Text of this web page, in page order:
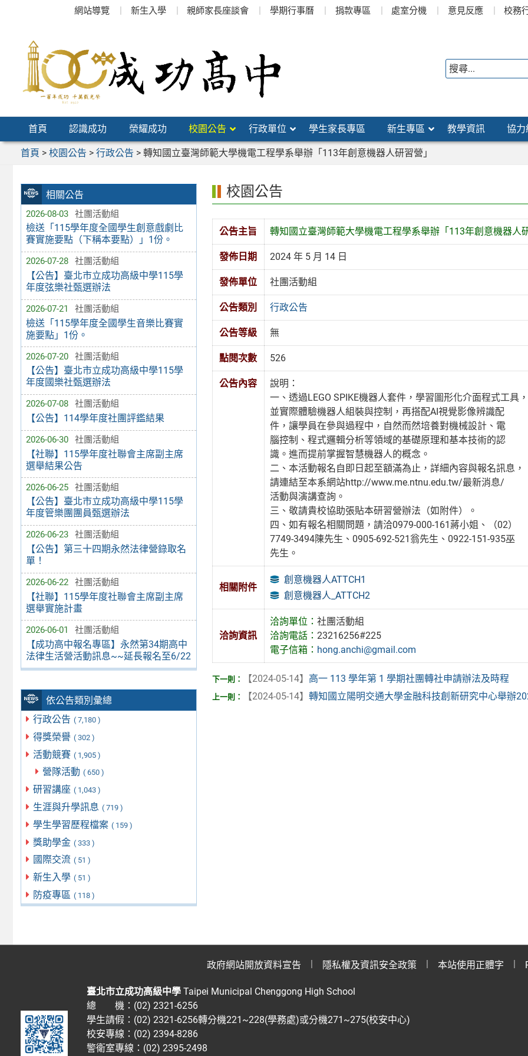
網站導覽 新生入學 親師家長座談會 學期行事曆 捐款專區 處室分機 意見反應 校務
首頁 認識成功 榮耀成功 校園公告 行政單位 學生家長專區 新生專區 教學資訊 協力
首頁 > 校園公告 > 行政公告 > 轉知國立臺灣師範大學機電工程學系舉辦「113年創意機器人研習營」
相關公告
2026-08-03 社團活動組
檢送「115學年度全國學生創意戲劇比
賽實施要點（下稱本要點）」1份。
2026-07-28 社團活動組
【公告】臺北市立成功高級中學115學
年度弦樂社甄選辦法
2026-07-21 社團活動組
檢送「115學年度全國學生音樂比賽實
施要點」1份。
2026-07-20 社團活動組
【公告】臺北市立成功高級中學115學
年度國樂社甄選辦法
2026-07-08 社團活動組
【公告】114學年度社團評鑑結果
2026-06-30 社團活動組
【社聯】115學年度社聯會主席副主席
選舉結果公告
2026-06-25 社團活動組
【公告】臺北市立成功高級中學115學
年度管樂團團員甄選辦法
2026-06-23 社團活動組
【公告】第三十四期永然法律營錄取名
單！
2026-06-22 社團活動組
【社聯】115學年度社聯會主席副主席
選舉實施計畫
2026-06-01 社團活動組
【成功高中報名專區】永然第34期高中
法律生活營活動訊息~~延長報名至6/22
依公告類別彙總
行政公告 ( 7,180 )
得獎榮譽 ( 302 )
活動競賽 ( 1,905 )
營隊活動 ( 650 )
研習講座 ( 1,043 )
生涯與升學訊息 ( 719 )
學生學習歷程檔案 ( 159 )
獎助學金 ( 333 )
國際交流 ( 51 )
新生入學 ( 51 )
防疫專區 ( 118 )
校園公告
公告主旨 轉知國立臺灣師範大學機電工程學系舉辦「113年創意機器人
發佈日期 2024 年 5 月 14 日
發佈單位 社團活動組
公告類別 行政公告
公告等級 無
點閱次數 526
公告內容
說明：
一、透過LEGO SPIKE機器人套件，學習圖形化介面程式工具
並實際體驗機器人組裝與控制，再搭配AI視覺影像辨識配
件，讓學員在參與過程中，自然而然培養對機械設計、電
腦控制、程式邏輯分析等領域的基礎原理和基本技術的認
識。進而提前掌握智慧機器人的概念。
二、本活動報名自即日起至額滿為止，詳細內容與報名訊息，
請連結至本系網站http://www.me.ntnu.edu.tw/最新消息/
活動與演講查詢。
三、敬請貴校協助張貼本研習營辦法（如附件）。
四、如有報名相關問題，請洽0979-000-161蔣小姐、（02）
7749-3494陳先生、0905-692-521翁先生、0922-151-935巫
先生。
相關附件
創意機器人ATTCH1
創意機器人_ATTCH2
洽詢資訊
洽詢單位：社團活動組
洽詢電話：23216256#225
電子信箱： hong.anchi@gmail.com
【2024-05-14】 高一 113 學年第 1 學期社團轉社申請辦法及時程
【2024-05-14】 轉知國立陽明交通大學金融科技創新研究中心舉辦
政府網站開放資料宣告 隱私權及資訊安全政策 本站使用正體字
臺北市立成功高級中學Taipei Municipal Chenggong High School
總 機：(02) 2321-6256
學生請假：(02) 2321-6256轉分機221~228(學務處)或分機271~275(校安中心)
校安專線：(02) 2394-8286
警衛室專線：(02) 2395-2498